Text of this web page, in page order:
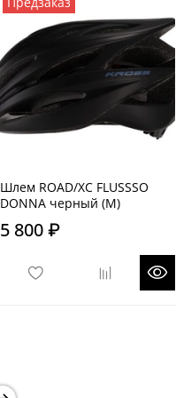
Шлем ROAD/XC FLUSSSO
DONNA черный (M)
5 800 ₽